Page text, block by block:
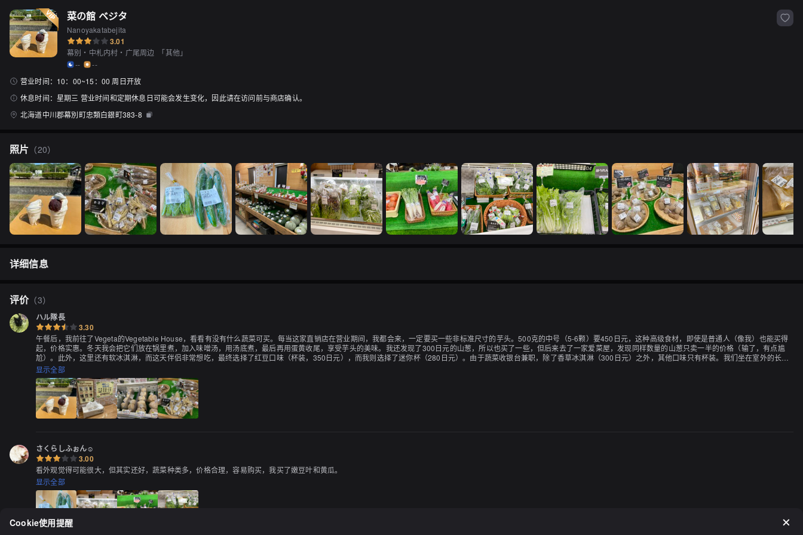
菜の館 ベジタ
Nanoyakatabejita
3.01
幕别・中札内村・广尾周边 「其他」
--
--
营业时间： 10：00~15：00 周日开放
休息时间： 星期三 营业时间和定期休息日可能会发生变化，因此请在访问前与商店确认。
北海道中川郡幕別町忠類白銀町383-8
照片 （20）
详细信息
评价（3）
ハル隊長
3.30
午餐后，我前往了Vegeta的Vegetable House，看看有没有什么蔬菜可买。每当这家直销店在营业期间，我都会来，一定要买一些非标准尺寸的芋头。500克的中号（5-6颗）要450日元，这种高级食材，即使是普通人（像我）也能买得
起，价格实惠。冬天我会把它们放在锅里煮，加入味噌汤，用汤底煮，最后再用蛋黄收尾，享受芋头的美味。我还发现了300日元的山葱，所以也买了一些，但后来去了一家爱菜屋，发现同样数量的山葱只卖一半的价格（输了，有点尴
尬）。此外，这里还有软冰淇淋，而这天伴侣非常想吃，最终选择了红豆口味（杯装，350日元），而我则选择了迷你杯（280日元）。由于蔬菜收银台兼职，除了香草冰淇淋（300日元）之外，其他口味只有杯装。我们坐在室外的长凳
上，欣赏着诺曼公园的风景，享受着冰淇淋。这款冰淇淋保留了牛奶原本的风味，口感带有一丝颗粒感，是我喜欢的类型。当我只想吃一点点的时候，这个份量刚刚好。因为是Yotsuba，所以口味一如既往的好！我的伴侣点了小倉红豆口
味的冰淇淋，我想知道它是怎么加料的（笑）。虽然看起来不太稳定，但即使是我的伴侣，通常在吃到一半时也会掉下来，但最后粒状红豆一直都粘在上面。稍微甜一点的粒状红豆和冰淇淋搭配得很好！（如果只吃一口，我也可以接
受！）如果有芋头酱冰淇淋的话，那一定很有趣！谢谢美味的一餐！
显示全部
さくらしふぉん☺︎
3.00
看外观觉得可能很大，但其实还好，蔬菜种类多，价格合理，容易购买，我买了嫩豆叶和黄瓜。
显示全部
Cookie使用提醒